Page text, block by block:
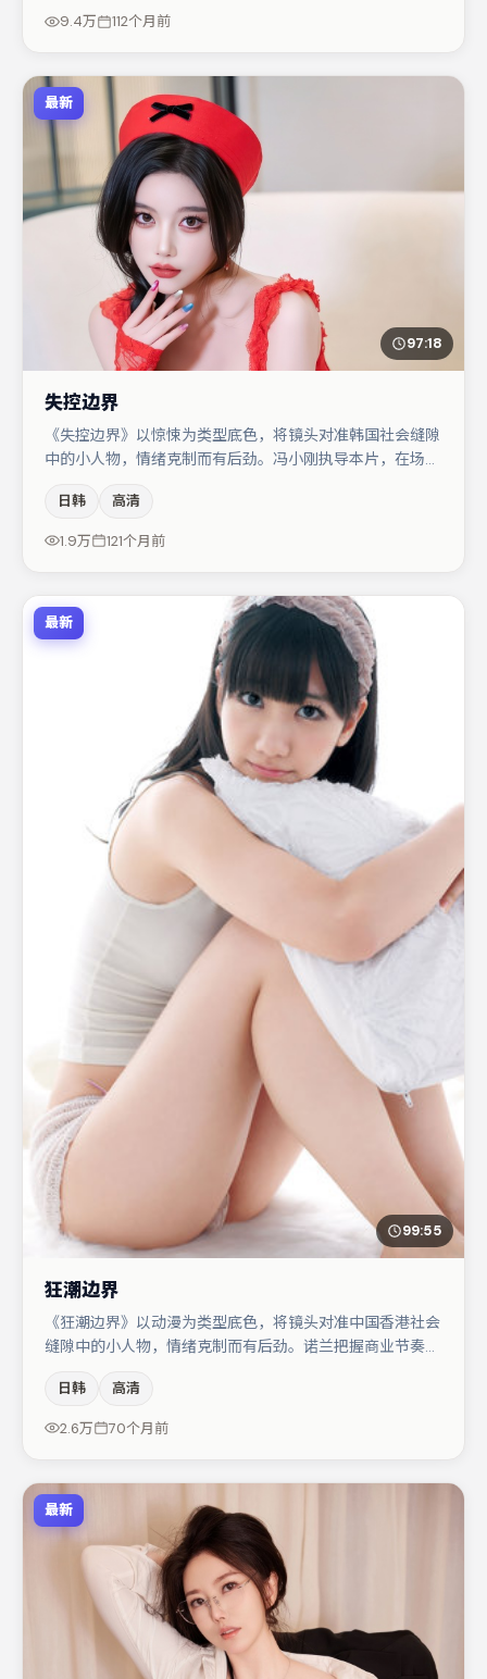
合喜欢抠台词与伏笔的观众。节奏紧凑、反转有度，值得列
入片单。
9.4万 112个月前
最新
97:18
失控边界
《失控边界》以惊悚为类型底色，将镜头对准韩国社会缝隙
中的小人物，情绪克制而有后劲。冯小刚执导本片，在场面
宇与小松菜奈的对手戏构成全片情感锚点，大鹏则以细节塑
造推动谜题层层揭开。节奏紧凑、反转有度，值得列入片
日韩 高清
1.9万 121个月前
最新
99:55
狂潮边界
《狂潮边界》以动漫为类型底色，将镜头对准中国香港社会
缝隙中的小人物，情绪克制而有后劲。诺兰把握商业节奏的
容包括杨幂、张译、秦海璐等，角色动机前后呼应，适合喜
欢抠台词与伏笔的观众。若你偏爱强类型与清晰主线，这部
日韩 高清
2.6万 70个月前
最新